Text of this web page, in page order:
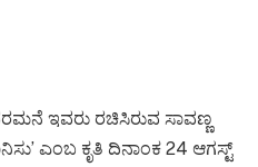
ಇವರು ರಚಿಸಿರುವ ಸಾವಣ್ಣ
ಎಂಬ ಕೃತಿ ದಿನಾಂಕ 24 ಆಗಸ್ಟ್